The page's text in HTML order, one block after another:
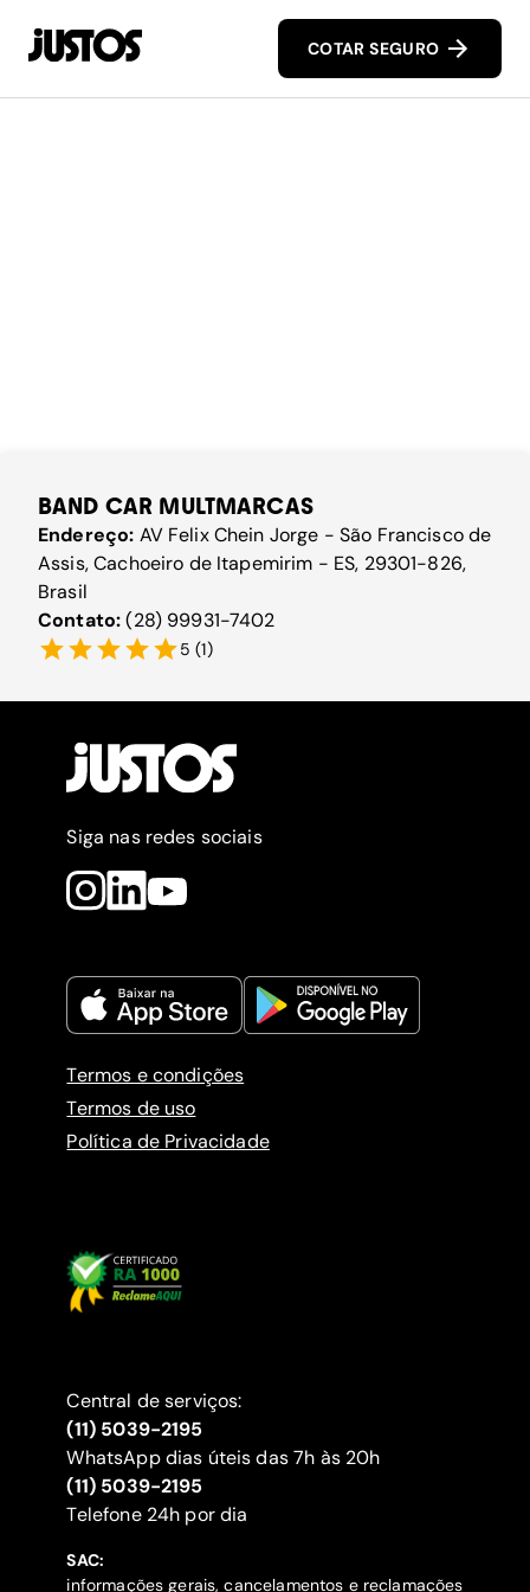
COTAR SEGURO
BAND CAR MULTMARCAS
Endereço: AV Felix Chein Jorge - São Francisco de
Assis, Cachoeiro de Itapemirim - ES, 29301-826,
Brasil
Contato:(28) 99931-7402
5 (1)
Siga nas redes sociais
Termos e condições
Termos de uso
Política de Privacidade
Central de serviços:
(11) 5039-2195
WhatsApp dias úteis das 7h às 20h
(11) 5039-2195
‍Telefone 24h por dia
SAC:
informações gerais, cancelamentos e reclamações